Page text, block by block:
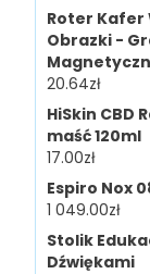
Roter Kafer
Obrazki -
20.64zł
HiSkin CBD
maść 120ml
17.00zł
Espiro Nox
1 049.00zł
Stolik
Dźwiękami